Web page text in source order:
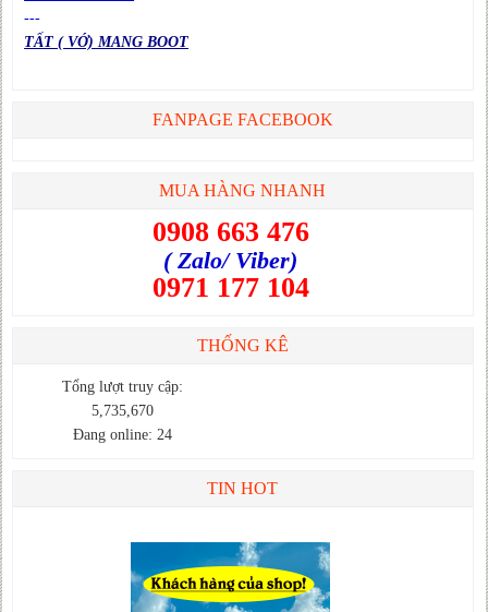
---
TẤT ( VỚ) MANG BOOT
FANPAGE FACEBOOK
MUA HÀNG NHANH
0908 663 476
( Zalo/ Viber)
0971 177 104
THỐNG KÊ
Tổng lượt truy cập:
5,735,670
Đang online: 24
TIN HOT